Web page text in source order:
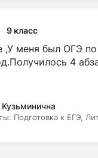
9 класс
,У меня был ОГЭ
4
Подготовка к ЕГЭ,